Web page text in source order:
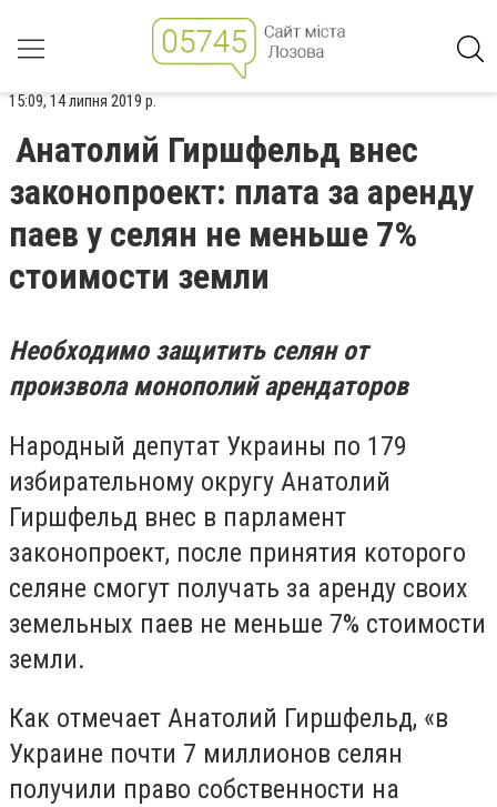
15:09, 14 липня 2019 р.
Анатолий Гиршфельд внес
законопроект: плата за аренду
паев у селян не меньше 7%
стоимости земли
Необходимо защитить селян от
произвола монополий арендаторов
Народный депутат Украины по 179
избирательному округу Анатолий
Гиршфельд внес в парламент
законопроект, после принятия которого
селяне смогут получать за аренду своих
земельных паев не меньше 7% стоимости
земли.
Как отмечает Анатолий Гиршфельд, «в
Украине почти 7 миллионов селян
получили право собственности на